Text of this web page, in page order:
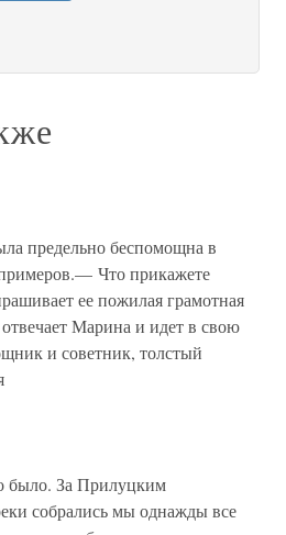
предельно беспомощна в
Что прикажете
ее пожилая грамотная
Марина и идет в свою
и советник, толстый
За Прилуцким
собрались мы однажды все